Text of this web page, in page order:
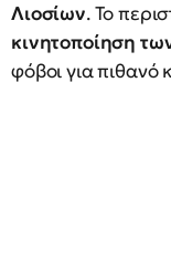
Λιοσίων. Το
κινητοποίηση
φόβοι για πιθανό